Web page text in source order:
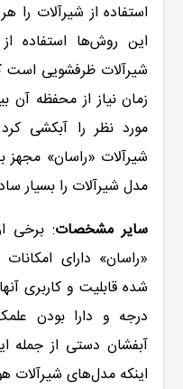
استفاده از شیرآلات را
این روش‌ها استفاده
شیرآلات ظرفشویی است
زمان نیاز از محفظه
مورد نظر را آبکشی
شیرآلات «راسان» مجهز
مدل شیرآلات را بسیار
سایر مشخصات:برخی
«راسان» دارای
آبفشان دستی از جمله
اینکه مدل‌های شیرآلات